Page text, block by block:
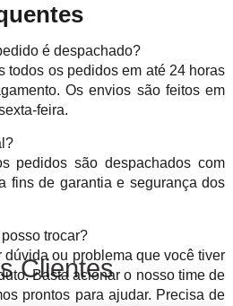
é despachado?
todos os pedidos em até 24 horas
Os envios são feitos em
feira.
pedidos são despachados com
fins de garantia e segurança dos
trocar?
dúvida ou problema que você tiver
Basta acionar o nosso time de
prontos para ajudar. Precisa de
Clientes